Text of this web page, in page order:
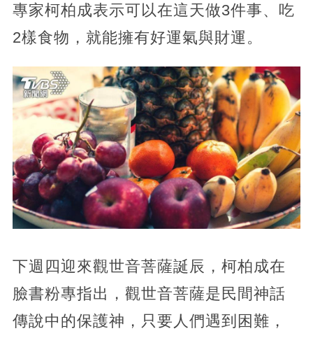
專家柯柏成表示可以在這天做3件事、吃
2樣食物，就能擁有好運氣與財運。
下週四迎來觀世音菩薩誕辰，柯柏成在
臉書粉專指出，觀世音菩薩是民間神話
傳說中的保護神，只要人們遇到困難，